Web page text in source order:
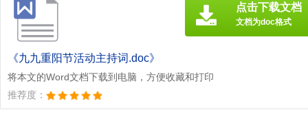
《九九重阳节活动主持词.doc》
将本文的Word文档下载到电脑，方便收藏和打印
推荐度：
点击下载文档
文档为doc格式